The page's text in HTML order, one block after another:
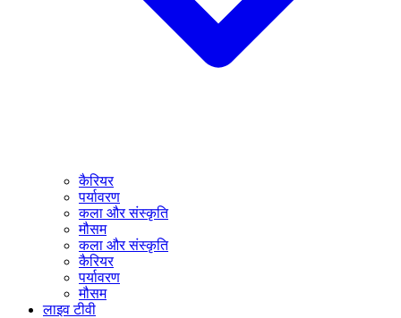
कैरियर
पर्यावरण
कला और संस्कृति
मौसम
कला और संस्कृति
कैरियर
पर्यावरण
मौसम
लाइव टीवी